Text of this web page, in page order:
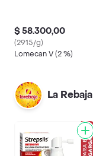
$ 58.300,00
(2915/g)
Lomecan V (2 %)
La Rebaja